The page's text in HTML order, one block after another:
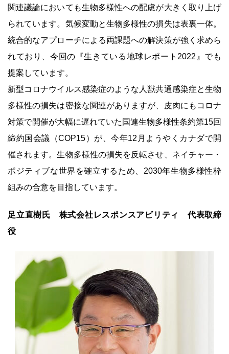
関連議論においても生物多様性への配慮が大きく取り上げ
られています。気候変動と生物多様性の損失は表裏一体。
統合的なアプローチによる両課題への解決策が強く求めら
れており、今回の『生きている地球レポート2022』でも
提案しています。
新型コロナウイルス感染症のような人獣共通感染症と生物
多様性の損失は密接な関連がありますが、皮肉にもコロナ
対策で開催が大幅に遅れていた国連生物多様性条約第15回
締約国会議（COP15）が、今年12月ようやくカナダで開
催されます。生物多様性の損失を反転させ、ネイチャー・
ポジティブな世界を確立するため、2030年生物多様性枠
組みの合意を目指しています。
足立直樹氏 株式会社レスポンスアビリティ 代表取締
役